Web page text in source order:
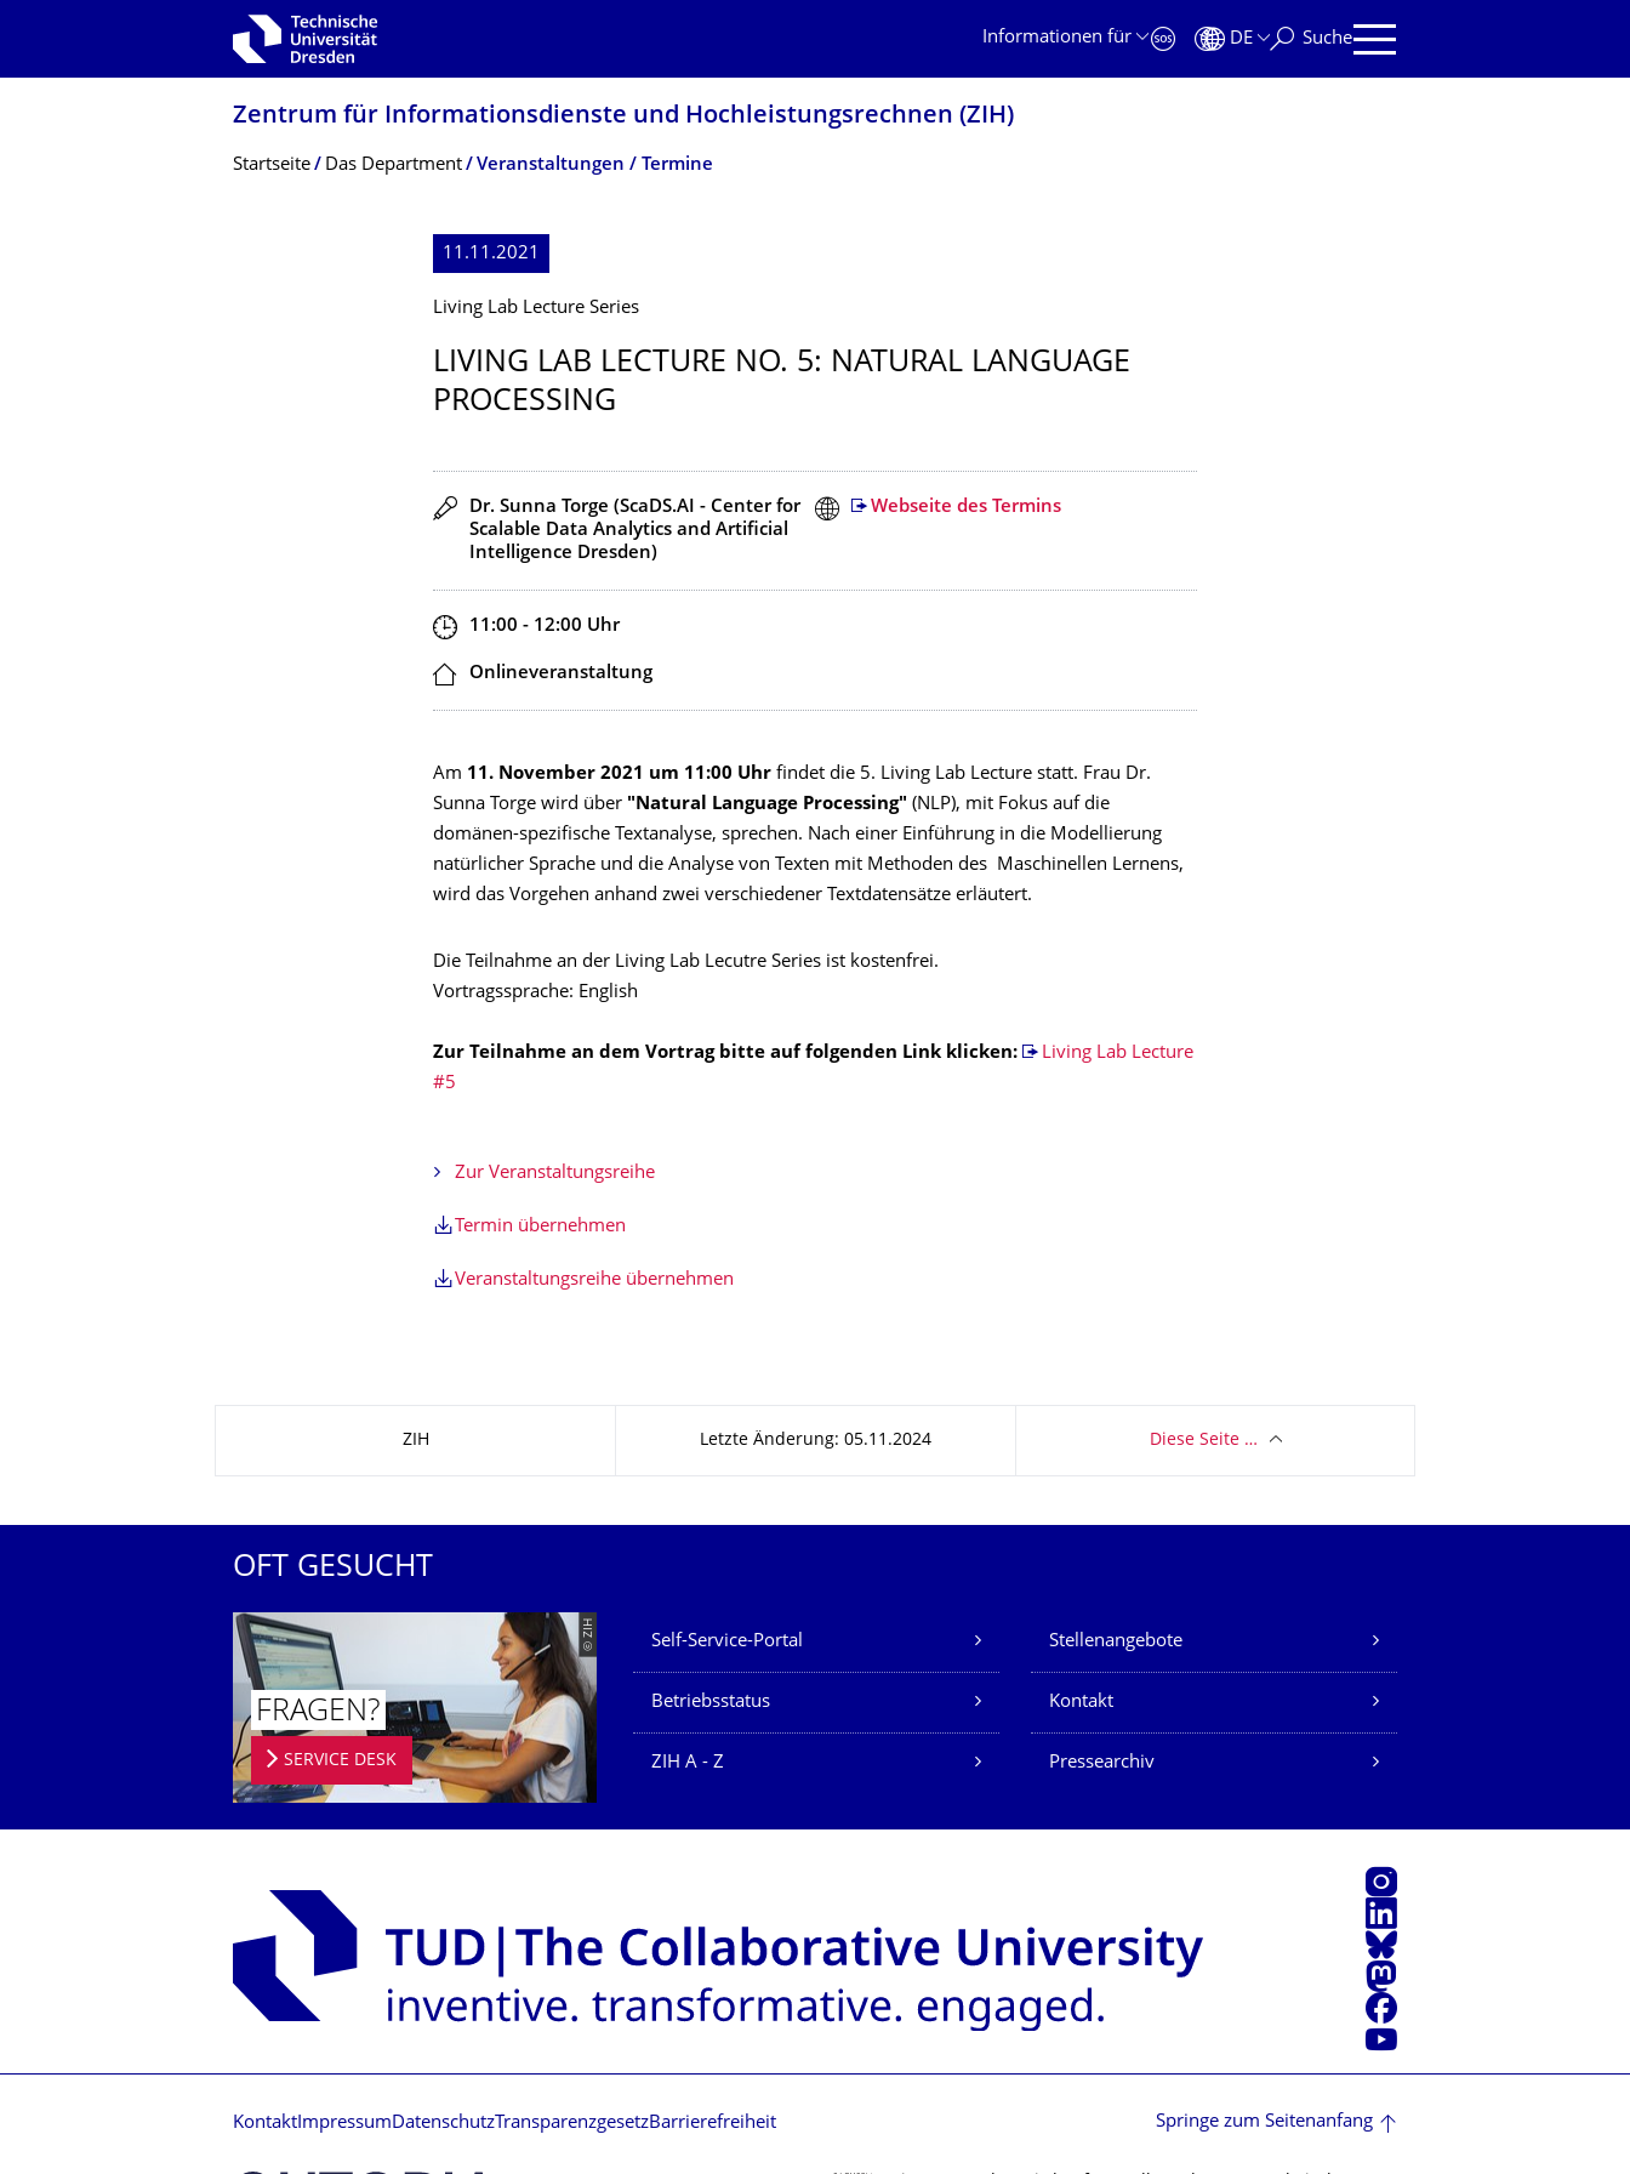
Zur Hauptnavigation springen
Informationen für
DE Suche
Zentrum für Informations­dienste und Hochleistungs­rechnen (ZIH)
Breadcrumb-Menü
Startseite Das Department Veranstaltungen / Termine
11.11.2021
Living Lab Lecture Series
LIVING LAB LECTURE NO. 5: NATURAL LANGUAGE
PROCESSING
Redner
Dr. Sunna Torge (ScaDS.AI - Center for
Scalable Data Analytics and Artificial
Intelligence Dresden)
Webseite des Termins
Zeit
11:00 - 12:00 Uhr
Ort
Onlineveranstaltung
Am 11. November 2021 um 11:00 Uhr findet die 5. Living Lab Lecture statt. Frau Dr.
Sunna Torge wird über "Natural Language Processing" (NLP), mit Fokus auf die
domänen-spezifische Textanalyse, sprechen. Nach einer Einführung in die Modellierung
natürlicher Sprache und die Analyse von Texten mit Methoden des Maschinellen Lernens,
wird das Vorgehen anhand zwei verschiedener Textdatensätze erläutert.
Die Teilnahme an der Living Lab Lecutre Series ist kostenfrei.
Vortragssprache: English
Zur Teilnahme an dem Vortrag bitte auf folgenden Link klicken:
Living Lab Lecture
#5
Zur Veranstaltungsreihe
Termin übernehmen
Veranstaltungsreihe übernehmen
ZIH Letzte Änderung: 05.11.2024 Diese Seite …
OFT GESUCHT
© ZIH
FRAGEN?
SERVICE DESK
Unsere Dienste
Self-Service-Portal Stellenangebote
Betriebsstatus Kontakt
ZIH A - Z Pressearchiv
Instagram
LinkedIn
Bluesky
Mastodon
Facebook
Youtube
Kontakt Impressum DatenschutzTransparenzgesetzBarrierefreiheit Springe zum Seitenanfang